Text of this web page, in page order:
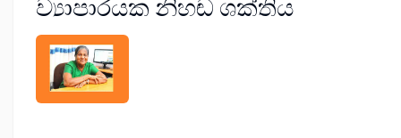
ව්‍යාපාරයක නිහඬ ශක්තිය